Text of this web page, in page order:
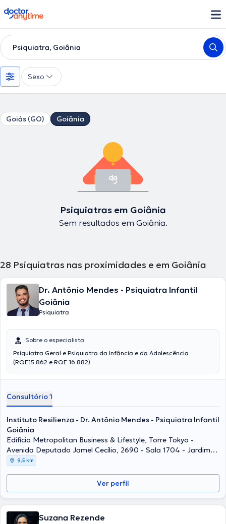
doctoranytime
Psiquiatra, Goiânia
Sexo
Goiás (GO) Goiânia
Psiquiatras em Goiânia
Sem resultados em Goiânia.
28 Psiquiatras nas proximidades e em Goiânia
Dr. Antônio Mendes - Psiquiatra Infantil
Goiânia
Psiquiatra
Sobre o especialista
Psiquiatra Geral e Psiquiatra da Infância e da Adolescência
(RQE15.862 e RQE 16.882)
Consultório 1
Instituto Resilienza - Dr. Antônio Mendes - Psiquiatra Infantil
Goiânia
Edifício Metropolitan Business & Lifestyle, Torre Tokyo -
Avenida Deputado Jamel Cecílio, 2690 - Sala 1704 - Jardim
Goiás, Goiânia - GO, 74810-100, Goiânia
9,5 km
Ver perfil
Suzana Rezende